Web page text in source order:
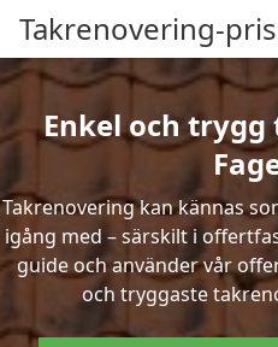
Takrenovering-
Enkel och
Takrenovering kan kännas
igång med – särskilt i
guide och använder vår
och tryggaste